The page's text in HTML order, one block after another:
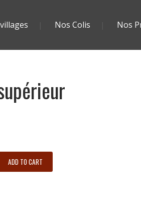
Nos Colis Nos
ADD TO CART